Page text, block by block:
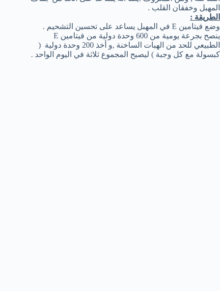
المهبل وخفقان القلب .
الطريقة :
وضع فيتامين E في المهبل يساعد على تحسين التشحيم .
ينصح بجرعة يومية من 600 وحدة دولية من فيتامين E
الطبيعي للحد من الهبات الساخنة ,و أخذ 200 وحدة دولية (
كبسولة مع كل وجبة ) ليصبح المجموع ثلاثة في اليوم الواحد .